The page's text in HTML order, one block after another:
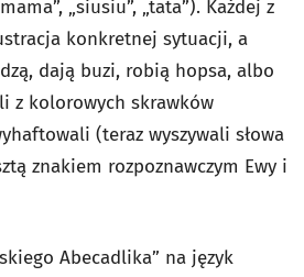
„siusiu”, „tata”). Każdej z
konkretnej sytuacji, a
dają buzi, robią hopsa, albo
z kolorowych skrawków
(teraz wyszywali słowa
znakiem rozpoznawczym Ewy i
Abecadlika” na język